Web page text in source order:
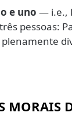
e uno — i.e.,
pessoas:
plenamente
MORAIS